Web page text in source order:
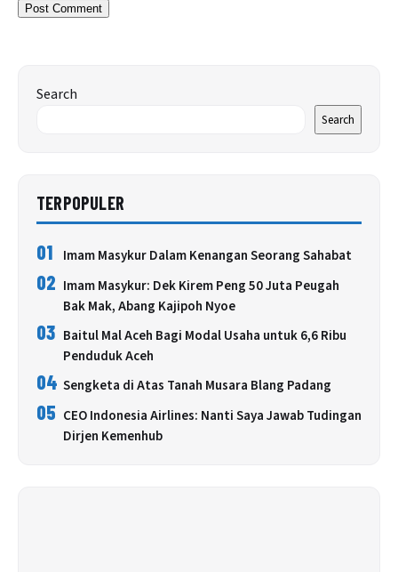
Search
Search
TERPOPULER
01 Imam Masykur Dalam Kenangan Seorang Sahabat
02 Imam Masykur: Dek Kirem Peng 50 Juta Peugah
Bak Mak, Abang Kajipoh Nyoe
03 Baitul Mal Aceh Bagi Modal Usaha untuk 6,6 Ribu
Penduduk Aceh
04 Sengketa di Atas Tanah Musara Blang Padang
05 CEO Indonesia Airlines: Nanti Saya Jawab Tudingan
Dirjen Kemenhub